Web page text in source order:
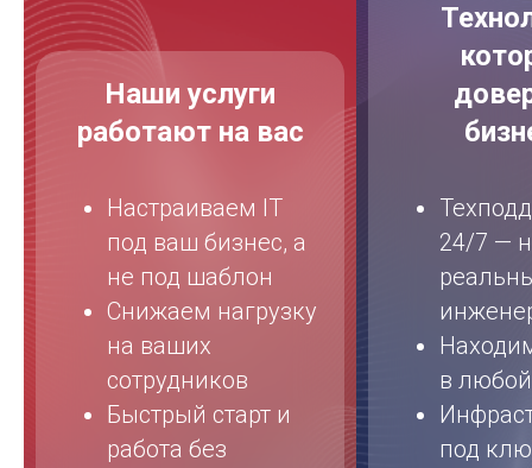
Наши услуги
работают на вас
Настраиваем IT
под ваш бизнес, а
не под шаблон
Снижаем нагрузку
на ваших
сотрудников
Быстрый старт и
работа без
24/7 —
в
под